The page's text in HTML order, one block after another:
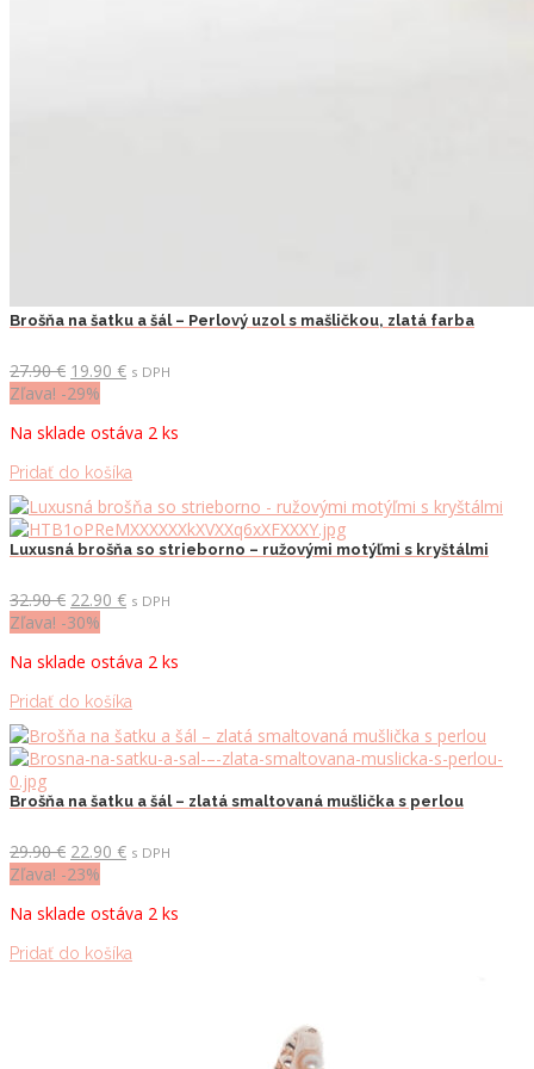
Brošňa na šatku a šál – Perlový uzol s mašličkou, zlatá farba
27.90€ Pôvodná
cena
27.90 €.
19.90 €Aktuálna
19.90 €.
s DPH
Zľava! -29%
Na sklade ostáva 2 ks
Pridať do košíka
Luxusná brošňa so strieborno – ružovými motýľmi s kryštálmi
32.90€ Pôvodná
cena
32.90 €.
22.90 €Aktuálna
22.90 €.
s DPH
Zľava! -30%
Na sklade ostáva 2 ks
Pridať do košíka
Brošňa na šatku a šál – zlatá smaltovaná mušlička s perlou
29.90€ Pôvodná
cena
29.90 €.
22.90 €Aktuálna
22.90 €.
s DPH
Zľava! -23%
Na sklade ostáva 2 ks
Pridať do košíka